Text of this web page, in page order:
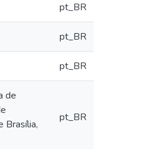
pt_BR
pt_BR
pt_BR
de
Brasília,
pt_BR